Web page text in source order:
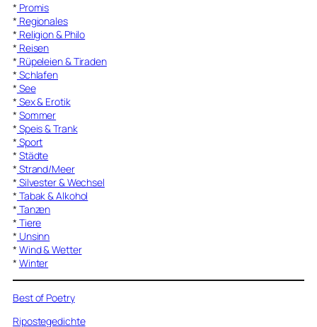
* Promis
* Regionales
* Religion & Philo
* Reisen
* Rüpeleien & Tiraden
* Schlafen
* See
* Sex & Erotik
* Sommer
* Speis & Trank
* Sport
* Städte
* Strand/Meer
* Silvester & Wechsel
* Tabak & Alkohol
* Tanzen
* Tiere
* Unsinn
* Wind & Wetter
* Winter
Best of Poetry
Ripostegedichte